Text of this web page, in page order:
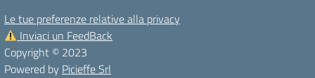
Le tue preferenze relative alla privacy
Inviaci un FeedBack
Copyright © 2023
Powered by Picieffe Srl